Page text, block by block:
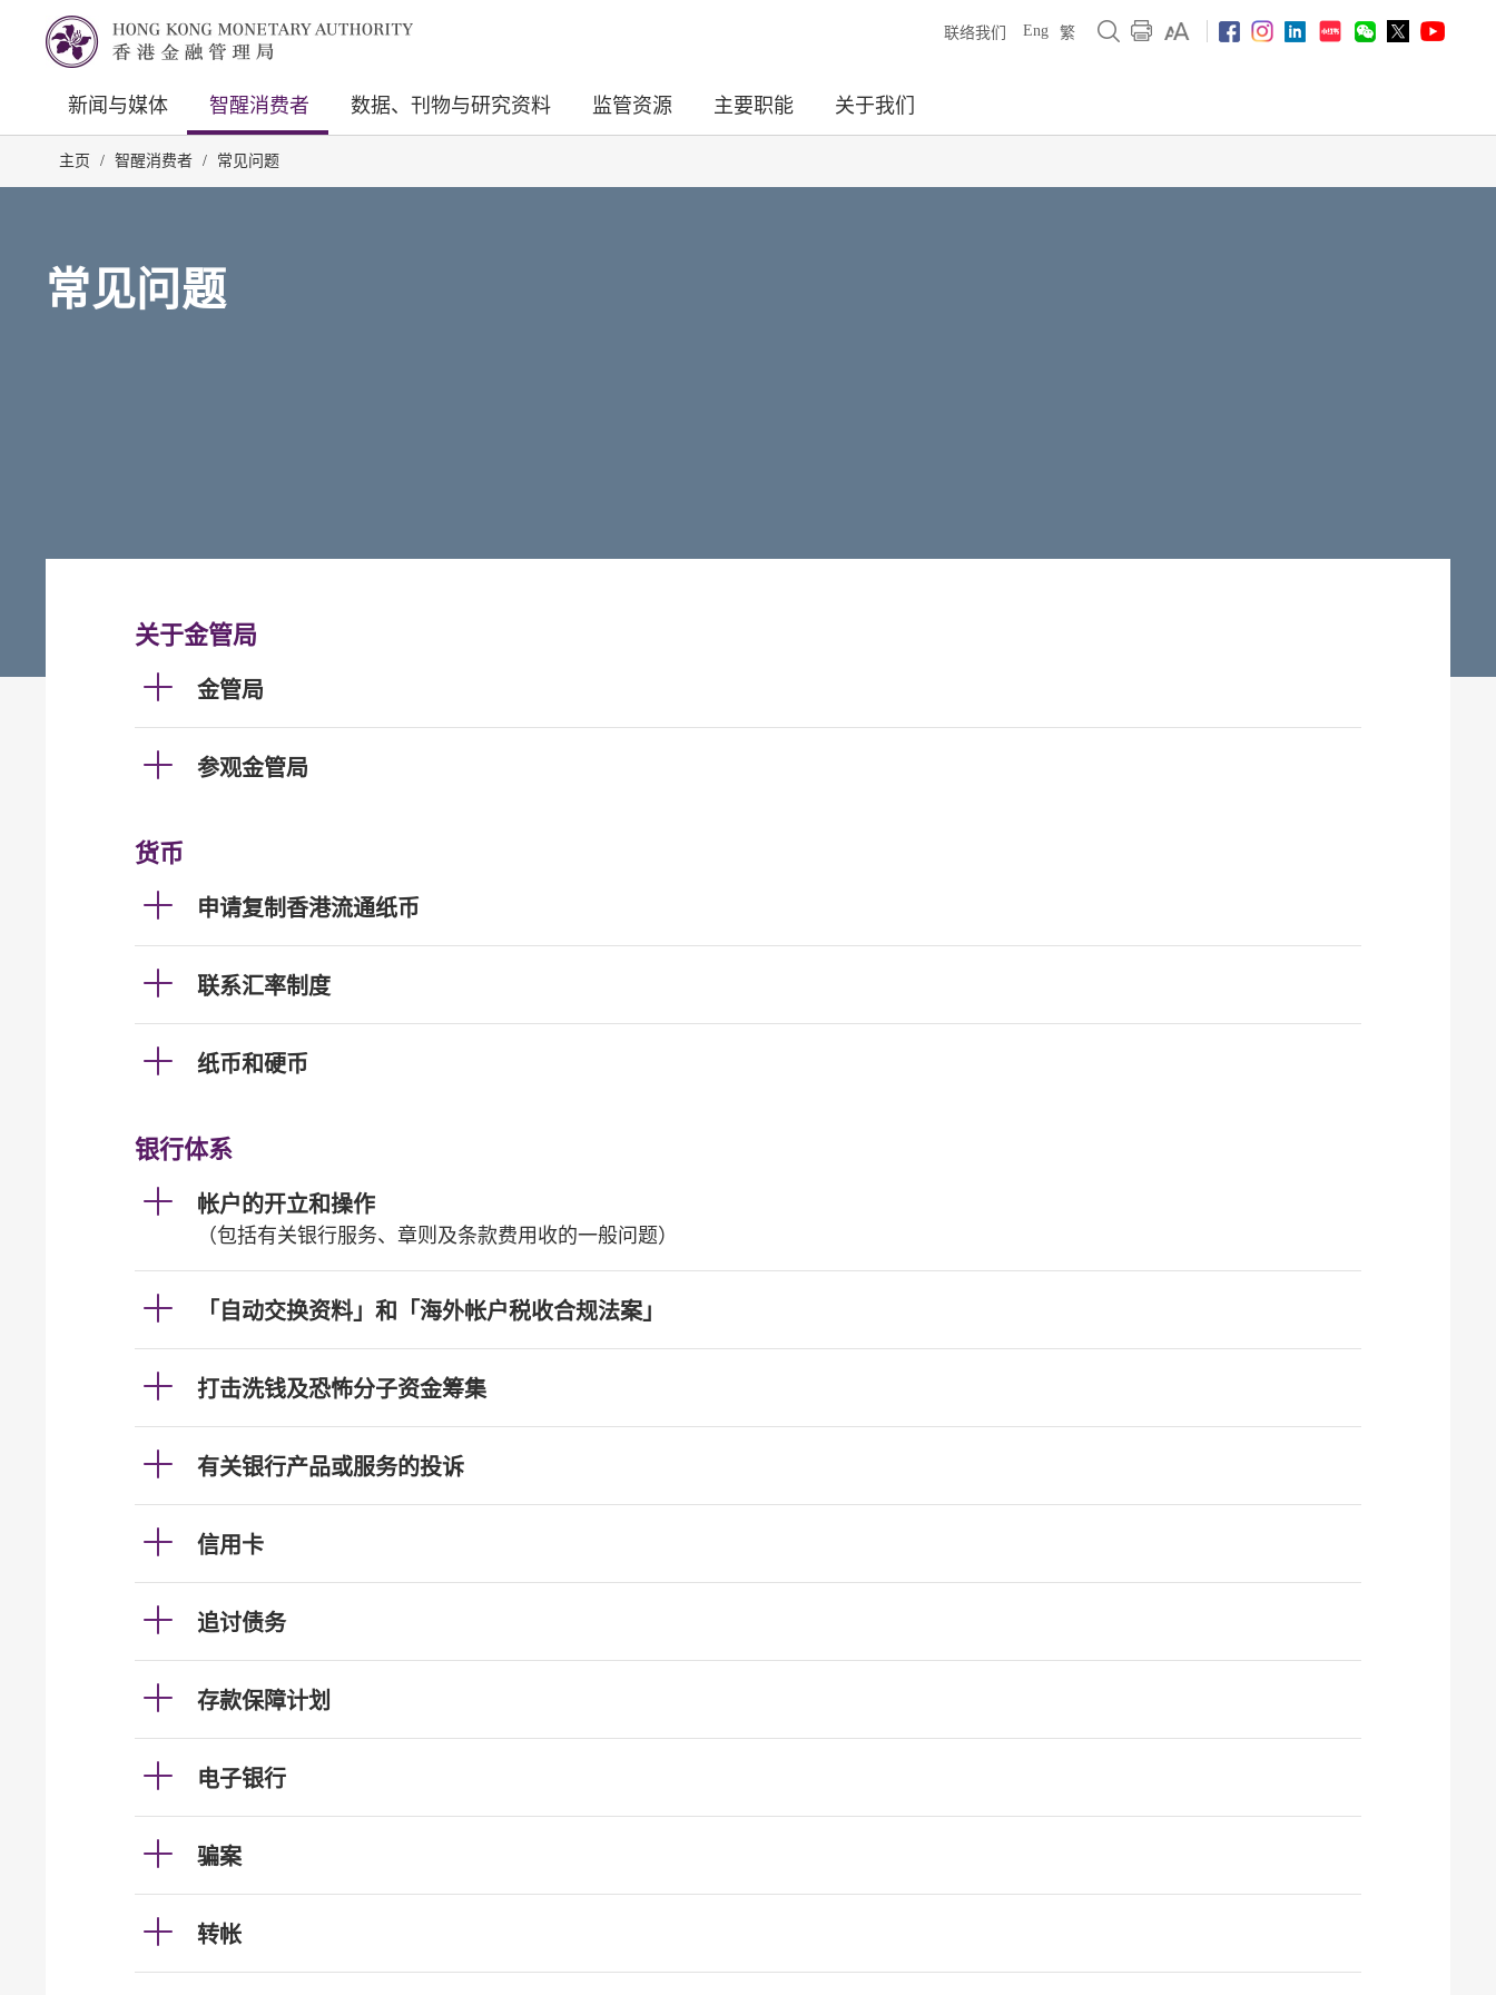
联络我们 Eng 繁
新闻与媒体 智醒消费者 数据、刊物与研究资料 监管资源 主要职能 关于我们
主页 / 智醒消费者 / 常见问题
常见问题
关于金管局
金管局
参观金管局
货币
申请复制香港流通纸币
联系汇率制度
纸币和硬币
银行体系
帐户的开立和操作
（包括有关银行服务、章则及条款费用收的一般问题）
「自动交换资料」和「海外帐户税收合规法案」
打击洗钱及恐怖分子资金筹集
有关银行产品或服务的投诉
信用卡
追讨债务
存款保障计划
电子银行
骗案
转帐